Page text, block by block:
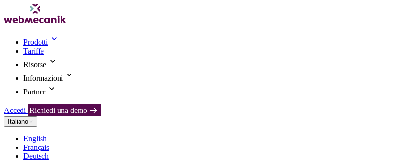
Prodotti
Tariffe
Risorse
Informazioni
Partner
Accedi Richiedi una demo
Italiano
English
Français
Deutsch